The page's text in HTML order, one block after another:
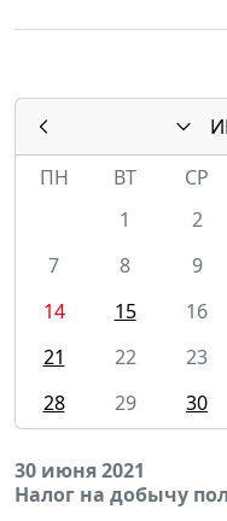
ПН
ВТ СР
1
2
7
8 9
14
15 16
21
22 23
28
29 30
30 июня 2021
Налог на добычу